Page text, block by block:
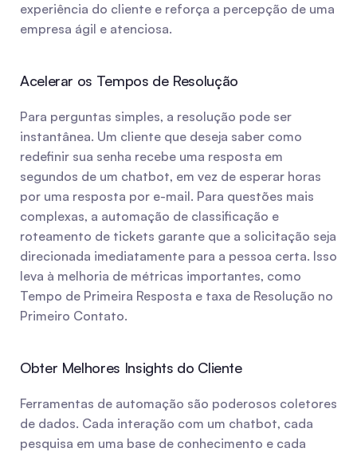
experiência do cliente e reforça a percepção de uma
empresa ágil e atenciosa.
Acelerar os Tempos de Resolução
Para perguntas simples, a resolução pode ser
instantânea. Um cliente que deseja saber como
redefinir sua senha recebe uma resposta em
segundos de um chatbot, em vez de esperar horas
por uma resposta por e-mail. Para questões mais
complexas, a automação de classificação e
roteamento de tickets garante que a solicitação seja
direcionada imediatamente para a pessoa certa. Isso
leva à melhoria de métricas importantes, como
Tempo de Primeira Resposta e taxa de Resolução no
Primeiro Contato.
Obter Melhores Insights do Cliente
Ferramentas de automação são poderosos coletores
de dados. Cada interação com um chatbot, cada
pesquisa em uma base de conhecimento e cada